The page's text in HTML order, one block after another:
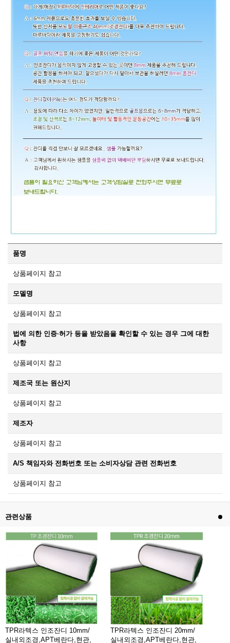
품명
상품페이지 참고
모델명
상품페이지 참고
법에 의한 인증·허가 등을 받았음을 확인할 수 있는 경우 그에 대한
사항
상품페이지 참고
제조국 또는 원산지
상품페이지 참고
제조자
상품페이지 참고
A/S 책임자와 전화번호 또는 소비자상담 관련 전화번호
상품페이지 참고
관련상품
TPR라텍스 인조잔디 10mm/
실내외조경,APT베란다,현관,
TPR라텍스 인조잔디 20mm/
실내외조경,APT베란다,현관,